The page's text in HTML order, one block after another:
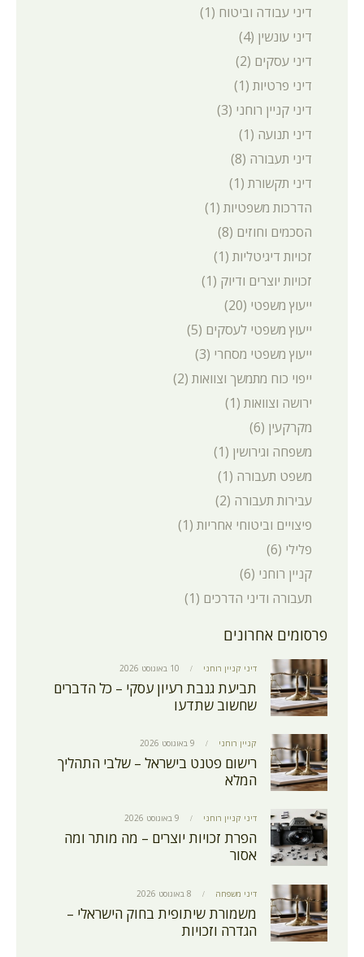
דיני עבודה וביטוח (1)
דיני עונשין (4)
דיני עסקים (2)
דיני פרטיות (1)
דיני קניין רוחני (3)
דיני תנועה (1)
דיני תעבורה (8)
דיני תקשורת (1)
הדרכות משפטיות (1)
הסכמים וחוזים (8)
זכויות דיגיטליות (1)
זכויות יוצרים ודיוק (1)
ייעוץ משפטי (20)
ייעוץ משפטי לעסקים (5)
ייעוץ משפטי מסחרי (3)
ייפוי כוח מתמשך וצוואות (2)
ירושה וצוואות (1)
מקרקעין (6)
משפחה וגירושין (1)
משפט תעבורה (1)
עבירות תעבורה (2)
פיצויים וביטוחי אחריות (1)
פלילי (6)
קניין רוחני (6)
תעבורה ודיני הדרכים (1)
פרסומים אחרונים
דיני קניין רוחני 10 באוגוסט 2026
תביעת גנבת רעיון עסקי – כל הדברים
שחשוב שתדעו
קניין רוחני 9 באוגוסט 2026
רישום פטנט בישראל – שלבי התהליך
המלא
דיני קניין רוחני 9 באוגוסט 2026
הפרת זכויות יוצרים – מה מותר ומה
אסור
דיני משפחה 8 באוגוסט 2026
משמורת שיתופית בחוק הישראלי –
הגדרה וזכויות